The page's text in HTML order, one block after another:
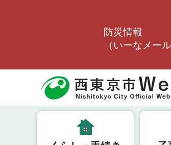
防災情報
（いーなメール